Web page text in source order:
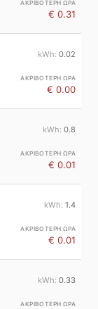
€ 0.31
0.02
€ 0.00
0.8
€ 0.01
1.4
€ 0.01
0.33